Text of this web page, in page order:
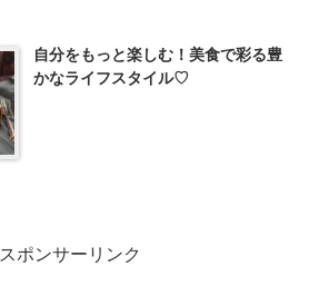
自分をもっと楽しむ！美食で彩る豊
かなライフスタイル♡
スポンサーリンク